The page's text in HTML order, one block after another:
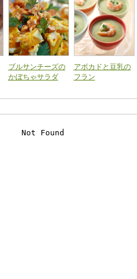
ブルサンチーズの
かぼちゃサラダ
アボカドと豆乳の
フラン